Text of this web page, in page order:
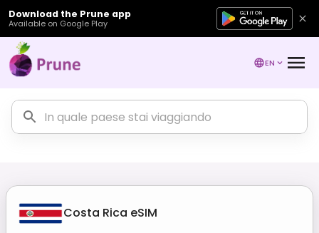
Download the Prune app
Available on Google Play
EN
Costa Rica eSIM